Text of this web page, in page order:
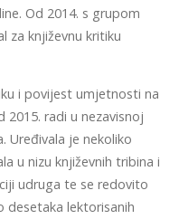
Od 2014. s grupom
za književnu kritiku
i povijest umjetnosti na
radi u nezavisnoj
Uređivala je nekoliko
u nizu književnih tribina i
udruga te se redovito
desetaka lektorisanih